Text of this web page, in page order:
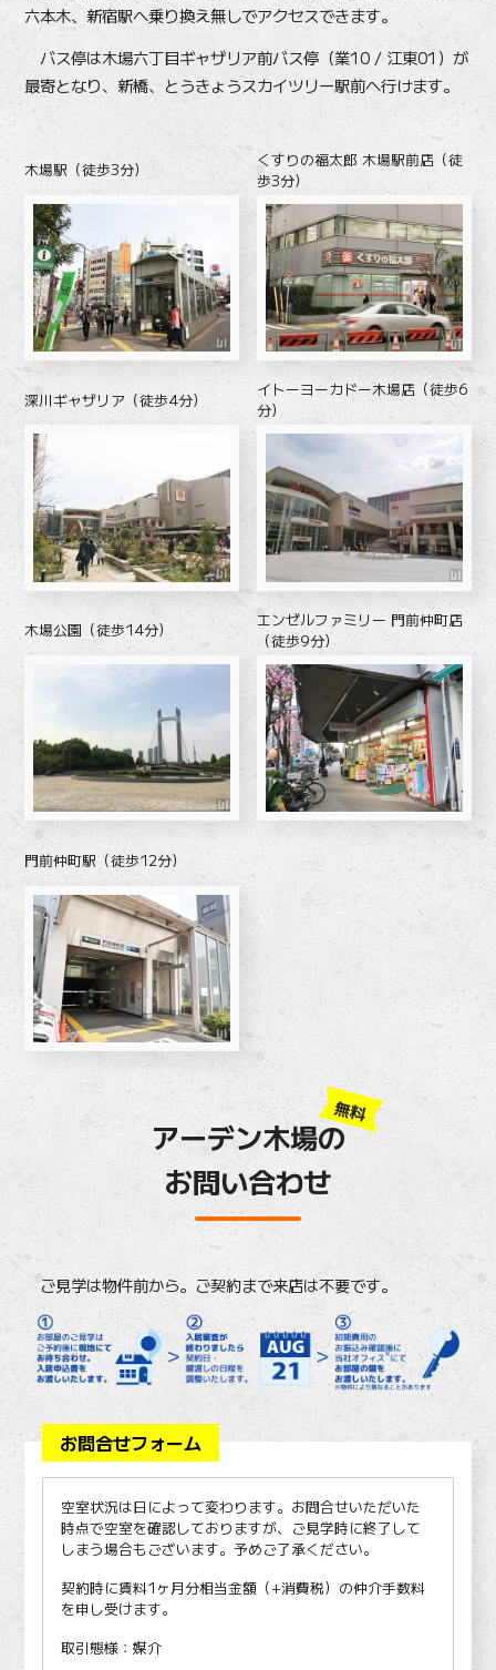
六本木、新宿駅へ乗り換え無しでアクセスできます。
バス停は木場六丁目ギャザリア前バス停（業10 / 江東01）が
最寄となり、新橋、とうきょうスカイツリー駅前へ行けます。
木場駅（徒歩3分）
くすりの福太郎 木場駅前店（徒
歩3分）
深川ギャザリア（徒歩4分）
イトーヨーカドー木場店（徒歩6
分）
木場公園（徒歩14分）
エンゼルファミリー 門前仲町店
（徒歩9分）
門前仲町駅（徒歩12分）
アーデン木場の
お問い合わせ
無料
ご見学は物件前から。ご契約まで来店は不要です。
お問合せフォーム
空室状況は日によって変わります。お問合せいただいた
時点で空室を確認しておりますが、ご見学時に終了して
しまう場合もございます。予めご了承ください。
契約時に賃料1ヶ月分相当金額（+消費税）の仲介手数料
を申し受けます。
取引態様：媒介